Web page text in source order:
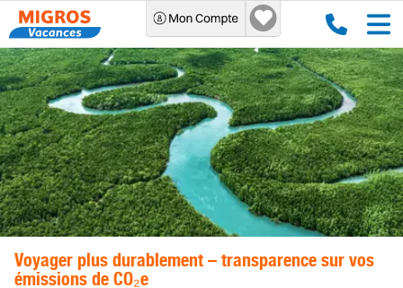
Voyager plus durablement – transparence sur vos
émissions de CO₂e